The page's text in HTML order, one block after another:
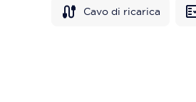
Cavo di ricarica